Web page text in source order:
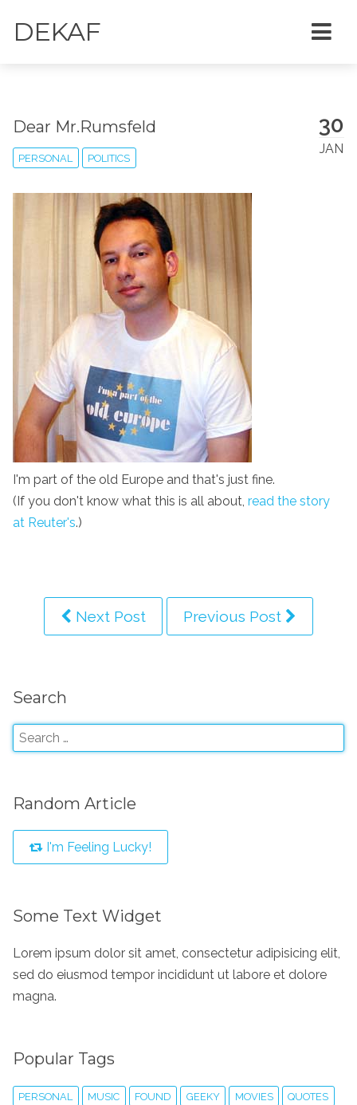
DEKAF
30
JAN
Dear Mr.Rumsfeld
PERSONAL POLITICS
I'm part of the old Europe and that's just fine.
(If you don't know what this is all about, read the story
at Reuter's.)
Next Post Previous Post
Search
Random Article
I'm Feeling Lucky!
Some Text Widget
Lorem ipsum dolor sit amet, consectetur adipisicing elit,
sed do eiusmod tempor incididunt ut labore et dolore
magna.
Popular Tags
PERSONAL MUSIC FOUND GEEKY MOVIES QUOTES